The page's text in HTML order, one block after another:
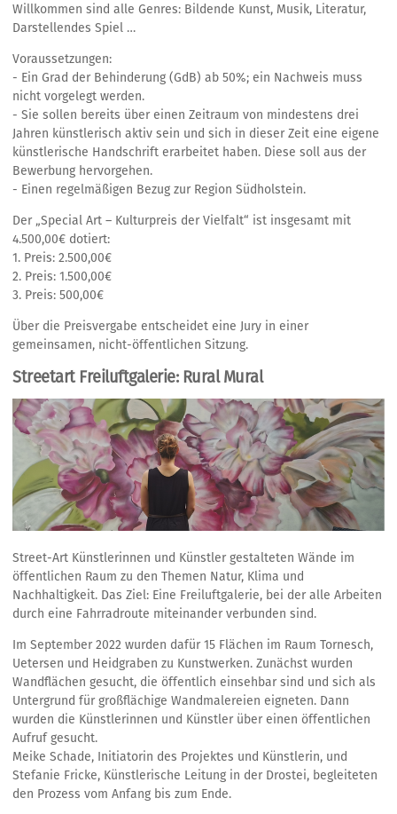
Willkommen sind alle Genres: Bildende Kunst, Musik, Literatur,
Darstellendes Spiel …
Voraussetzungen:
- Ein Grad der Behinderung (GdB) ab 50%; ein Nachweis muss
nicht vorgelegt werden.
- Sie sollen bereits über einen Zeitraum von mindestens drei
Jahren künstlerisch aktiv sein und sich in dieser Zeit eine eigene
künstlerische Handschrift erarbeitet haben. Diese soll aus der
Bewerbung hervorgehen.
- Einen regelmäßigen Bezug zur Region Südholstein.
Der „Special Art – Kulturpreis der Vielfalt“ ist insgesamt mit
4.500,00€ dotiert:
1. Preis: 2.500,00€
2. Preis: 1.500,00€
3. Preis: 500,00€
Über die Preisvergabe entscheidet eine Jury in einer
gemeinsamen, nicht-öffentlichen Sitzung.
Streetart Freiluftgalerie: Rural Mural
Street-Art Künstlerinnen und Künstler gestalteten Wände im
öffentlichen Raum zu den Themen Natur, Klima und
Nachhaltigkeit. Das Ziel: Eine Freiluftgalerie, bei der alle Arbeiten
durch eine Fahrradroute miteinander verbunden sind.
Im September 2022 wurden dafür 15 Flächen im Raum Tornesch,
Uetersen und Heidgraben zu Kunstwerken. Zunächst wurden
Wandflächen gesucht, die öffentlich einsehbar sind und sich als
Untergrund für großflächige Wandmalereien eigneten. Dann
wurden die Künstlerinnen und Künstler über einen öffentlichen
Aufruf gesucht.
Meike Schade, Initiatorin des Projektes und Künstlerin, und
Stefanie Fricke, Künstlerische Leitung in der Drostei, begleiteten
den Prozess vom Anfang bis zum Ende.